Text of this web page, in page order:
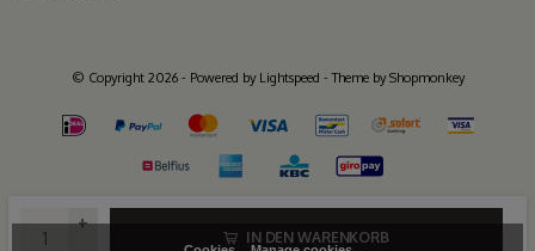
+
IN DEN WARENKORB
© Copyright 2026 - Powered by Lightspeed - Theme byShopmonkey